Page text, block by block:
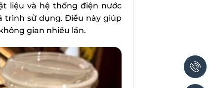
liệu và hệ thống điện nước
trình sử dụng. Điều này giúp
gian nhiều lần.